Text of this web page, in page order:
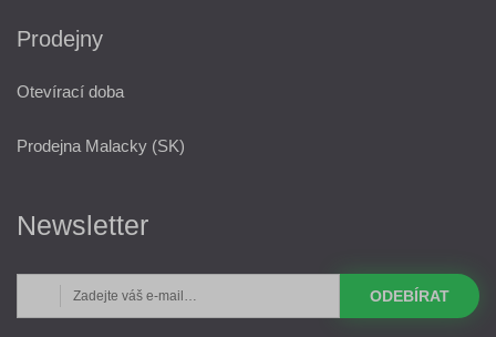
Prodejny
Otevírací doba
Prodejna Malacky (SK)
Newsletter
ODEBÍRAT